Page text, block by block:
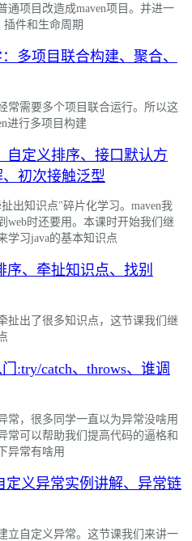
通项目改造成maven项目。并进一
插件和生命周期
多项目联合构建、聚合、
常需要多个项目联合运行。所以这
进行多项目构建
自定义排序、接口默认方
初次接触泛型
出知识点"碎片化学习。maven我
web时还要用。本课时开始我们继
学习java的基本知识点
序、牵扯知识点、找别
扯出了很多知识点，这节课我们继
:try/catch、throws、谁调
常，很多同学一直以为异常没啥用
常可以帮助我们提高代码的逼格和
异常有啥用
定义异常实例讲解、异常链
立自定义异常。这节课我们来讲一